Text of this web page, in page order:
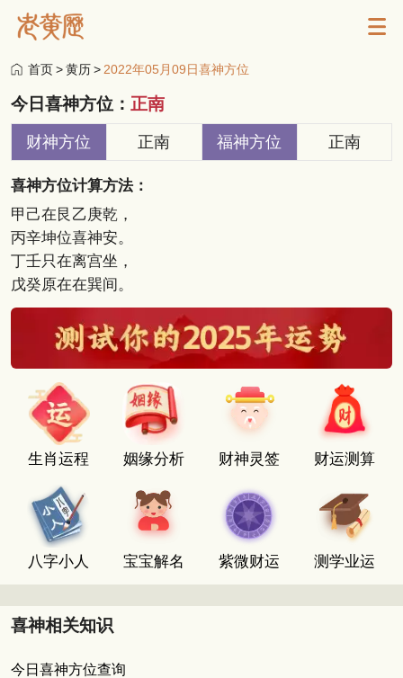
首页>黄历> 2022年05月09日喜神方位
今日喜神方位： 正南
财神方位 正南 福神方位 正南
喜神方位计算方法：
甲己在艮乙庚乾，
丙辛坤位喜神安。
丁壬只在离宫坐，
戊癸原在在巽间。
生肖运程 姻缘分析 财神灵签 财运测算
八字小人 宝宝解名 紫微财运 测学业运
喜神相关知识
今日喜神方位查询